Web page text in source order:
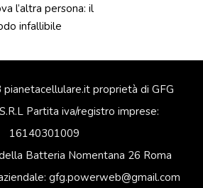
l’altra persona: il
infallibile
proprietà di GFG
Partita iva/registro imprese:
16140301009
Batteria Nomentana 26 Roma
gfg.powerweb@gmail.com